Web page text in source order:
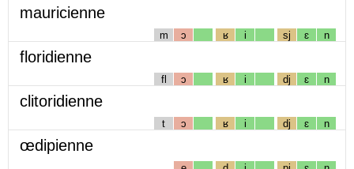
mauricienne
m ɔ ʁ i sj ɛ n
floridienne
fl ɔ ʁ i dj ɛ n
clitoridienne
t ɔ ʁ i dj ɛ n
œdipienne